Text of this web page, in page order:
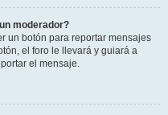
moderador?
un botón para reportar mensajes
el foro le llevará y guiará a
el mensaje.